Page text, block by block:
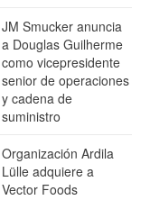
JM Smucker anuncia
a Douglas Guilherme
como vicepresidente
senior de operaciones
y cadena de
suministro
Organización Ardila
Lülle adquiere a
Vector Foods